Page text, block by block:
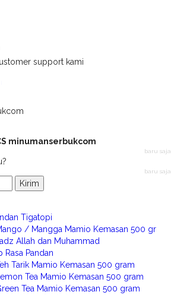
support kami
minumanserbukcom
baru saja
baru saja
Kirim
Tigatopi
/ Mangga Mamio Kemasan 500 gr
Allah dan Muhammad
Rasa Pandan
Tarik Mamio Kemasan 500 gram
Tea Mamio Kemasan 500 gram
Tea Mamio Kemasan 500 gram